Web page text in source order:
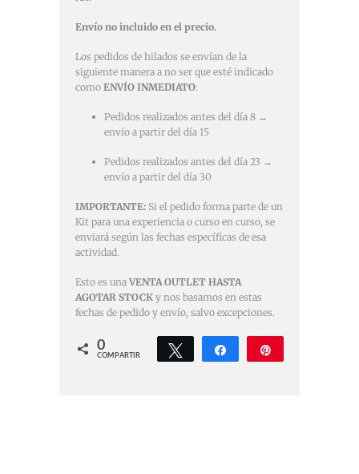
Envío no incluido en el precio.
Los pedidos de hilados se envían de la
siguiente manera a no ser que esté indicado
como ENVÍO INMEDIATO:
Pedidos realizados antes del día 8 →
envío a partir del día 15
Pedidos realizados antes del día 23 →
envío a partir del día 30
IMPORTANTE: Si el pedido forma parte de un
Kit para una experiencia o curso en curso, se
enviará según las fechas específicas de esa
actividad.
Esto es una VENTA OUTLET HASTA
AGOTAR STOCK y nos basamos en estas
fechas de pedido y envío, salvo excepciones.
0
COMPARTIR
Twittear Compartir